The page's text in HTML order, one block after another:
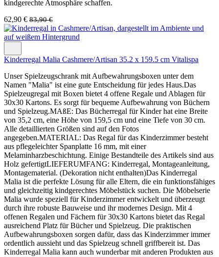
kindgerechte Atmosphäre schaffen.
62,90 € 83,90 €
Kinderregal Malia Cashmere/Artisan 35.2 x 159.5 cm Vitalispa
Unser Spielzeugschrank mit Aufbewahrungsboxen unter dem
Namen "Malia" ist eine gute Entscheidung für jedes Haus.Das
Spielzeugregal mit Boxen bietet 4 offene Regale und Ablagen für
30x30 Kartons. Es sorgt für bequeme Aufbewahrung von Büchern
und Spielzeug.MAßE: Das Bücherregal für Kinder hat eine Breite
von 35,2 cm, eine Höhe von 159,5 cm und eine Tiefe von 30 cm.
Alle detaillierten Größen sind auf den Fotos
angegeben.MATERIAL: Das Regal für das Kinderzimmer besteht
aus pflegeleichter Spanplatte 16 mm, mit einer
Melaminharzbeschichtung. Einige Bestandteile des Artikels sind aus
Holz gefertigtLIEFERUMFANG: Kinderregal, Montageanleitung,
Montagematerial. (Dekoration nicht enthalten)Das Kinderregal
Malia ist die perfekte Lösung für alle Eltern, die ein funktionsfähiges
und gleichzeitig kindgerechtes Möbelstück suchen. Die Möbelserie
Malia wurde speziell für Kinderzimmer entwickelt und überzeugt
durch ihre robuste Bauweise und ihr modernes Design. Mit 4
offenen Regalen und Fächern für 30x30 Kartons bietet das Regal
ausreichend Platz für Bücher und Spielzeug. Die praktischen
Aufbewahrungsboxen sorgen dafür, dass das Kinderzimmer immer
ordentlich aussieht und das Spielzeug schnell griffbereit ist. Das
Kinderregal Malia kann auch wunderbar mit anderen Produkten aus